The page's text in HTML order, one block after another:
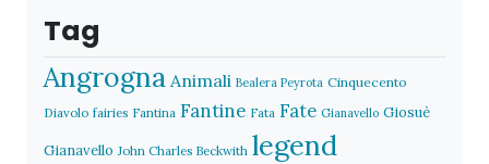
Tag
Angrogna Animali Bealera Peyrota Cinquecento
Diavolo fairies Fantina Fantine Fata Fate Gianavello Giosuè
Gianavello John Charles Beckwith legend